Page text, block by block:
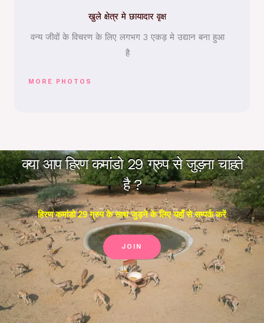
खुले क्षेत्र मे छायादार वृक्ष
वन्य जीवों के विचरण के लिए लगभग 3 एकड़ मे उद्यान बना हुआ
है
MORE PHOTOS
क्या आप हिरण कमांडो 29 ग्रुप से जुड़ना चाहते
है ?
हिरण कमांडो 29 ग्रुप के साथ जुड़ने के लिए यहाँ से सम्पर्क करें
JOIN